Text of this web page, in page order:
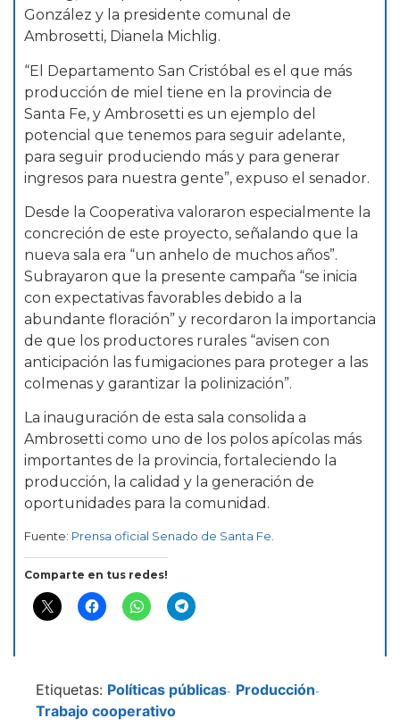
González y la presidente comunal de
Ambrosetti, Dianela Michlig.
“El Departamento San Cristóbal es el que más
producción de miel tiene en la provincia de
Santa Fe, y Ambrosetti es un ejemplo del
potencial que tenemos para seguir adelante,
para seguir produciendo más y para generar
ingresos para nuestra gente”, expuso el senador.
Desde la Cooperativa valoraron especialmente la
concreción de este proyecto, señalando que la
nueva sala era “un anhelo de muchos años”.
Subrayaron que la presente campaña “se inicia
con expectativas favorables debido a la
abundante floración” y recordaron la importancia
de que los productores rurales “avisen con
anticipación las fumigaciones para proteger a las
colmenas y garantizar la polinización”.
La inauguración de esta sala consolida a
Ambrosetti como uno de los polos apícolas más
importantes de la provincia, fortaleciendo la
producción, la calidad y la generación de
oportunidades para la comunidad.
Fuente: Prensa oficial Senado de Santa Fe
Comparte en tus redes!
Etiquetas: Políticas públicas- Producción-
Trabajo cooperativo